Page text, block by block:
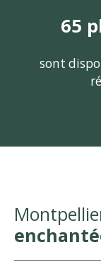
65
sont